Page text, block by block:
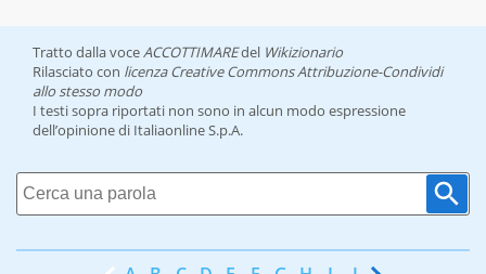
Tratto dalla voceACCOTTIMAREdel Wikizionario
Rilasciato con licenza Creative Commons Attribuzione-Condividi
allo stesso modo
I testi sopra riportati non sono in alcun modo espressione
dell’opinione di Italiaonline S.p.A.